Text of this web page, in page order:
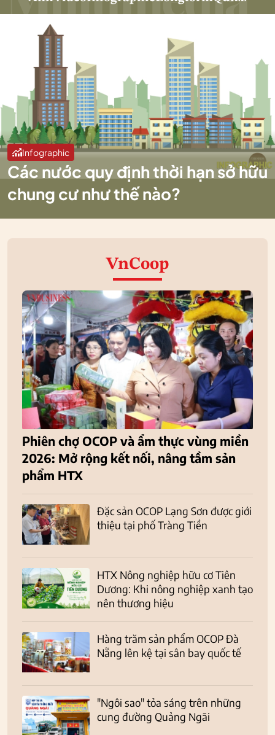
Infographic
Các nước quy định thời hạn sở hữu
chung cư như thế nào?
VnCoop
Phiên chợ OCOP và ẩm thực vùng miền
2026: Mở rộng kết nối, nâng tầm sản
phẩm HTX
Đặc sản OCOP Lạng Sơn được giới
thiệu tại phố Tràng Tiền
HTX Nông nghiệp hữu cơ Tiên
Dương: Khi nông nghiệp xanh tạo
nên thương hiệu
Hàng trăm sản phẩm OCOP Đà
Nẵng lên kệ tại sân bay quốc tế
"Ngôi sao" tỏa sáng trên những
cung đường Quảng Ngãi